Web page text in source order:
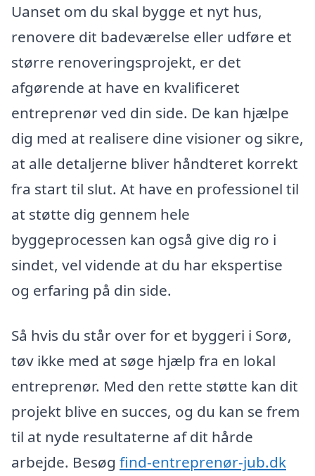
Uanset om du skal bygge et nyt hus,
renovere dit badeværelse eller udføre et
større renoveringsprojekt, er det
afgørende at have en kvalificeret
entreprenør ved din side. De kan hjælpe
dig med at realisere dine visioner og sikre,
at alle detaljerne bliver håndteret korrekt
fra start til slut. At have en professionel til
at støtte dig gennem hele
byggeprocessen kan også give dig ro i
sindet, vel vidende at du har ekspertise
og erfaring på din side.
Så hvis du står over for et byggeri i Sorø,
tøv ikke med at søge hjælp fra en lokal
entreprenør. Med den rette støtte kan dit
projekt blive en succes, og du kan se frem
til at nyde resultaterne af dit hårde
arbejde. Besøg find-entreprenør-jub.dk